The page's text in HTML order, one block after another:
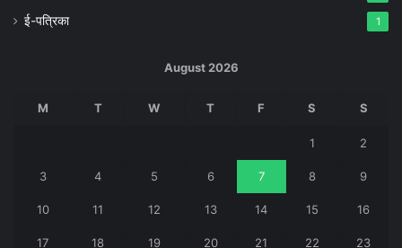
ई-पत्रिका 1
August 2026
M T W T F S S
1 2
3 4 5 6 7 8 9
10 11 12 13 14 15 16
17 18 19 20 21 22 23